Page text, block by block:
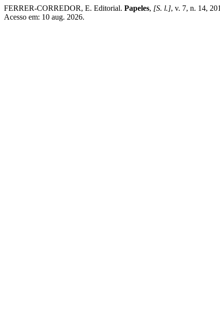
FERRER-CORREDOR, E. Editorial. Papeles, [S. l.], v. 7, n. 14,
Acesso em: 10 aug. 2026.